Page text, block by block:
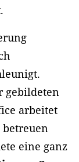
gebildeten
arbeitet
eine ganz